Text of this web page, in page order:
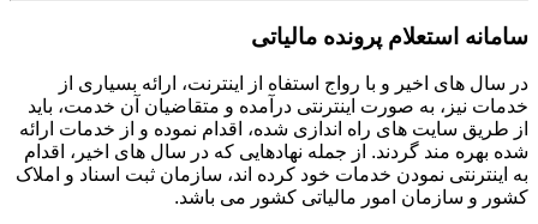
سامانه استعلام پرونده مالیاتی
در سال های اخیر و با رواج استفاه از اینترنت، ارائه بسیاری از
خدمات نیز، به صورت اینترنتی درآمده و متقاضیان آن خدمت، باید
از طریق سایت های راه اندازی شده، اقدام نموده و از خدمات ارائه
شده بهره مند گردند. از جمله نهادهایی که در سال های اخیر، اقدام
به اینترنتی نمودن خدمات خود کرده اند، سازمان ثبت اسناد و املاک
کشور و سازمان امور مالیاتی کشور می باشد.